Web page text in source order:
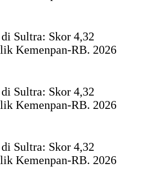
Sultra: Skor 4,32
Kemenpan-RB. 2026
Sultra: Skor 4,32
Kemenpan-RB. 2026
Sultra: Skor 4,32
Kemenpan-RB. 2026